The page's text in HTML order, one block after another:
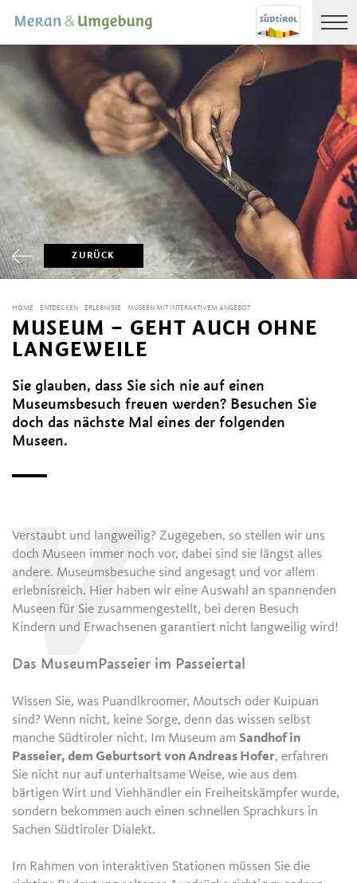
ZURÜCK
HOME ENTDECKEN ERLEBNISSE MUSEEN MIT INTERAKTIVEM ANGEBOT
MUSEUM – GEHT AUCH OHNE
LANGEWEILE
Sie glauben, dass Sie sich nie auf einen
Museumsbesuch freuen werden? Besuchen Sie
doch das nächste Mal eines der folgenden
Museen.
Verstaubt und langweilig? Zugegeben, so stellen wir uns
doch Museen immer noch vor, dabei sind sie längst alles
andere. Museumsbesuche sind angesagt und vor allem
erlebnisreich. Hier haben wir eine Auswahl an spannenden
Museen für Sie zusammengestellt, bei deren Besuch
Kindern und Erwachsenen garantiert nicht langweilig wird!
Das MuseumPasseier im Passeiertal
Wissen Sie, was Puandlkroomer, Moutsch oder Kuipuan
sind? Wenn nicht, keine Sorge, denn das wissen selbst
manche Südtiroler nicht. Im Museum amSandhof in
Passeier, dem Geburtsort von Andreas Hofer, erfahren
Sie nicht nur auf unterhaltsame Weise, wie aus dem
bärtigen Wirt und Viehhändler ein Freiheitskämpfer wurde,
sondern bekommen auch einen schnellen Sprachkurs in
Sachen Südtiroler Dialekt.
Im Rahmen von interaktiven Stationen müssen Sie die